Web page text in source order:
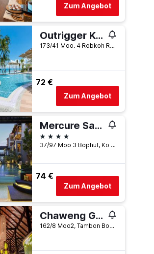
Zum Angebot
Outrigger Koh Samui Beach Resort
173/41 Moo. 4 Robkoh Road, Ko Samui, Thailand
72 €
Zum Angebot
Mercure Samui Chaweng Tana
4 Sterne
37/97 Moo 3 Bophut, Ko Samui, Thailand
74 €
Zum Angebot
Chaweng Garden Beach Resort
162/8 Moo2, Tambon Bophut, Ko Samui, Thailand